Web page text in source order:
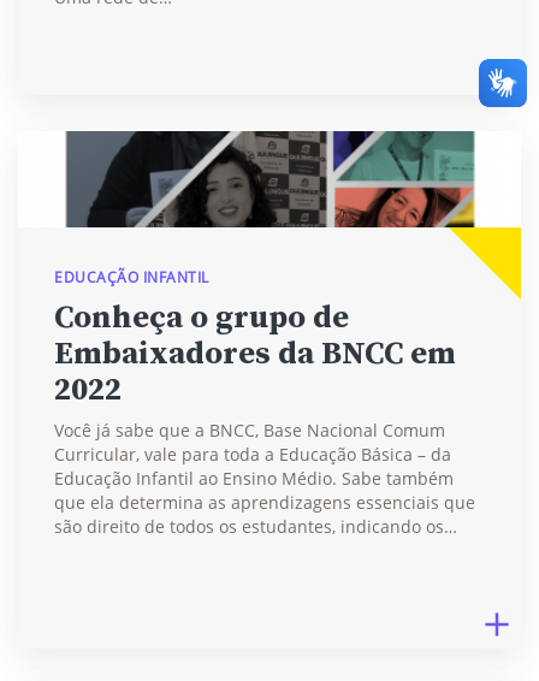
EDUCAÇÃO INFANTIL
Conheça o grupo de
Embaixadores da BNCC em
2022
Você já sabe que a BNCC, Base Nacional Comum
Curricular, vale para toda a Educação Básica – da
Educação Infantil ao Ensino Médio. Sabe também
que ela determina as aprendizagens essenciais que
são direito de todos os estudantes, indicando os…